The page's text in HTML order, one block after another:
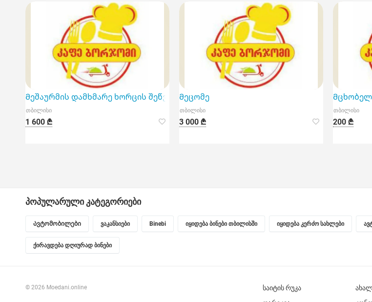
Მეშაურმის დამხმარე ხორცის შეწვაზე
თბილისი
1 600 ₾
Მეცომე
თბილისი
3 000 ₾
თბილისი
200 ₾
პოპულარული კატეგორიები
Ავტომობილები ვაკანსიები Binebi იყიდება ბინები თბილისში იყიდება კერძო სახლები
ქირავდება დღიურად ბინები
© 2026 Moedani.online
საიტის რუკა